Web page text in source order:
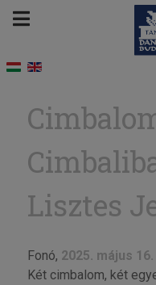
Lisztes
Fonó, 2025. május 16.
Két cimbalom, két